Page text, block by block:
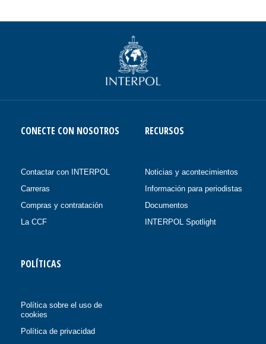
CONECTE CON NOSOTROS
Contactar con INTERPOL
Carreras
Compras y contratación
La CCF
RECURSOS
Noticias y acontecimientos
Información para periodistas
Documentos
INTERPOL Spotlight
POLÍTICAS
Política sobre el uso de
cookies
Política de privacidad